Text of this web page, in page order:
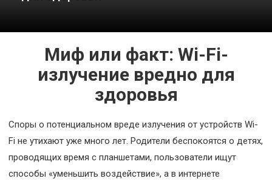
О
Миф или факт: Wi-Fi-
излучение вредно для
здоровья
Споры о потенциальном вреде излучения от устройств Wi-
Fi не утихают уже много лет. Родители беспокоятся о детях,
проводящих время с планшетами, пользователи ищут
способы «уменьшить воздействие», а в интернете